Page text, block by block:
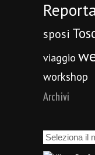
sposi
viaggio
workshop
Archivi
Archivi